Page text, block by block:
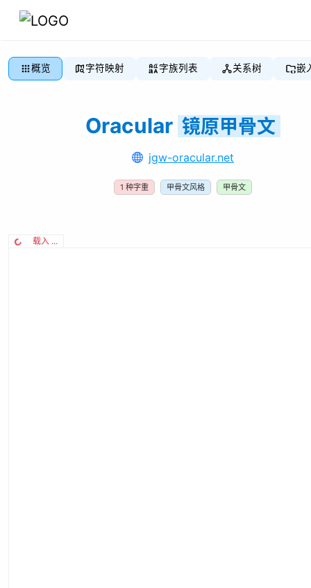
概览 字符映射 字族列表 关系树 嵌
Oracular 镜原甲骨文
jgw-oracular.net
1 种字重 甲骨文风格 甲骨文
载入 ...